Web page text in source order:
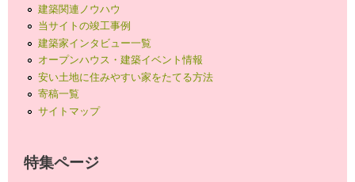
建築関連ノウハウ
当サイトの竣工事例
建築家インタビュー一覧
オープンハウス・建築イベント情報
安い土地に住みやすい家をたてる方法
寄稿一覧
サイトマップ
特集ページ